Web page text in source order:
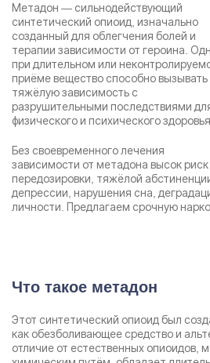
Метадон — сильнодействующий
синтетический опиоид, изначально
созданный для облегчения болей и
терапии зависимости от героина.
при длительном или
приёме вещество способно вызывать
тяжёлую зависимость с
разрушительными последствиями
физического и психического здоровья.
Без своевременного лечения
зависимости от метадона высок риск
передозировки, тяжёлой
депрессии, нарушения сна,
личности. Предлагаем срочную
Что такое метадон
Этот синтетический опиоид был
как обезболивающее средство и
отличие от естественных опиоидов,